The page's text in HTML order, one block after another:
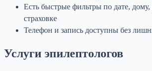
Есть быстрые фильтры по дате, дому,
страховке
Телефон и запись доступны без
Услуги эпилептологов